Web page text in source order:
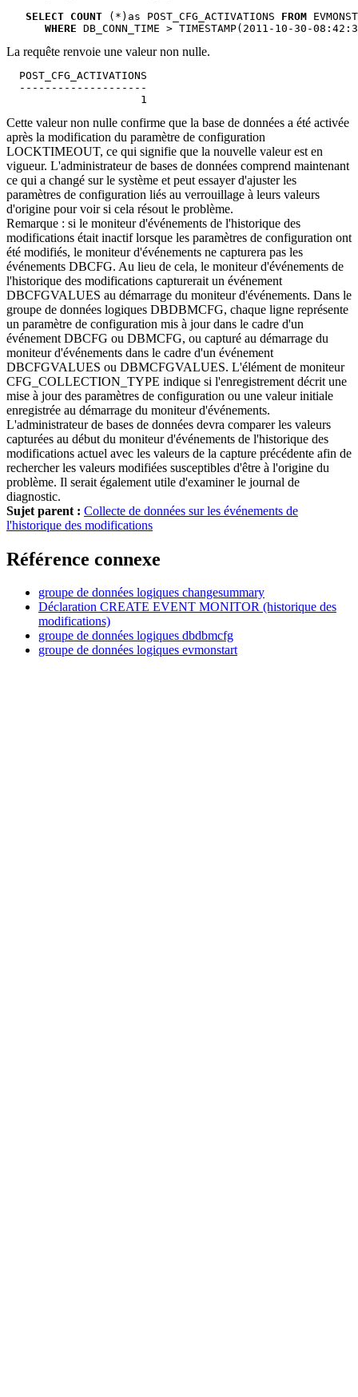
SELECT COUNT (*)as POST_CFG_ACTIVATIONS FROM
WHERE DB_CONN_TIME > TIMESTAMP(2011-10-30-
La requête renvoie une valeur non nulle.
  POST_CFG_ACTIVATIONS
  --------------------
                     1
Cette valeur non nulle confirme que la base de données a été activée
après la modification du paramètre de configuration
LOCKTIMEOUT, ce qui signifie que la nouvelle valeur est en
vigueur. L'administrateur de bases de données comprend maintenant
ce qui a changé sur le système et peut essayer d'ajuster les
paramètres de configuration liés au verrouillage à leurs valeurs
d'origine pour voir si cela résout le problème.
Remarque : si le moniteur d'événements de l'historique des
modifications était inactif lorsque les paramètres de configuration ont
été modifiés, le moniteur d'événements ne capturera pas les
événements DBCFG. Au lieu de cela, le moniteur d'événements de
l'historique des modifications capturerait un événement
DBCFGVALUES au démarrage du moniteur d'événements. Dans le
groupe de données logiques DBDBMCFG, chaque ligne représente
un paramètre de configuration mis à jour dans le cadre d'un
événement DBCFG ou DBMCFG, ou capturé au démarrage du
moniteur d'événements dans le cadre d'un événement
DBCFGVALUES ou DBMCFGVALUES. L'élément de moniteur
CFG_COLLECTION_TYPE indique si l'enregistrement décrit une
mise à jour des paramètres de configuration ou une valeur initiale
enregistrée au démarrage du moniteur d'événements.
L'administrateur de bases de données devra comparer les valeurs
capturées au début du moniteur d'événements de l'historique des
modifications actuel avec les valeurs de la capture précédente afin de
rechercher les valeurs modifiées susceptibles d'être à l'origine du
problème. Il serait également utile d'examiner le journal de
diagnostic.
Sujet parent : Collecte de données sur les événements de
l'historique des modifications
Référence connexe
groupe de données logiques changesummary
Déclaration CREATE EVENT MONITOR (historique des
modifications)
groupe de données logiques dbdbmcfg
groupe de données logiques evmonstart